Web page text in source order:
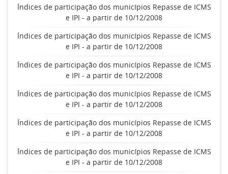
Índices de participação dos municípios Repasse de ICMS
e IPI - a partir de 10/12/2008
Índices de participação dos municípios Repasse de ICMS
e IPI - a partir de 10/12/2008
Índices de participação dos municípios Repasse de ICMS
e IPI - a partir de 10/12/2008
Índices de participação dos municípios Repasse de ICMS
e IPI - a partir de 10/12/2008
Índices de participação dos municípios Repasse de ICMS
e IPI - a partir de 10/12/2008
Índices de participação dos municípios Repasse de ICMS
e IPI - a partir de 10/12/2008